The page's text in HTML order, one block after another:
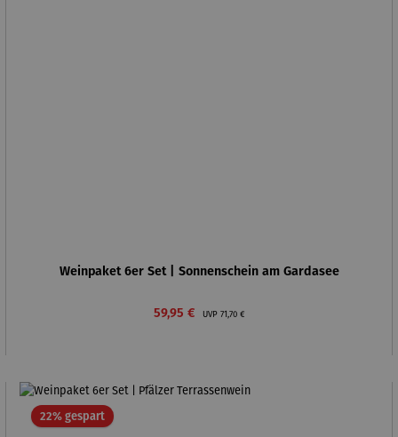
Weinpaket 6er Set | Sonnenschein am Gardasee
Verkaufspreis:
59,95 € UVP Regulärer Preis:
71,70 €
22% gespartRabatt